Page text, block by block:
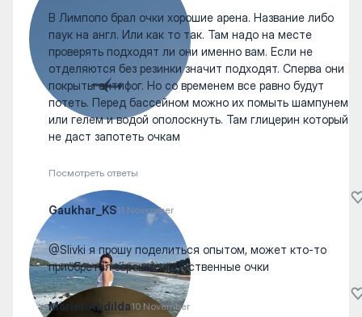
В Лимпопо брал очки хорошие арена. Название либо
паук на англ. Или как то так. Там надо на месте
проверять подходят ли они именно вам. Если не
отделяются без резинки значит подходят. Сперва они
покрыты антифог. Но со временем все равно будут
потеть. Перед бассейном можно их помыть шампунем
или гелем и водой ополоскнуть. Там глицерин который
не даст запотеть очкам
Посмотреть ответы
Gaukhar_KS11 November
@Slivki я прошу поделиться опытом, может кто-то
приобретал зорошие качественные очки
MarlenAbdilda10 November